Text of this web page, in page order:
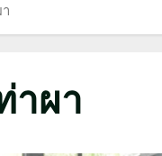
าผา